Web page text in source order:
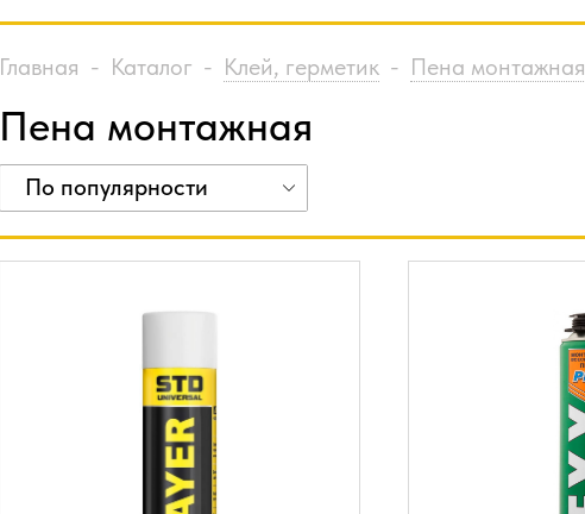
Главная - Каталог - Клей, герметик - Пена монтажная
Пена монтажная
По популярности